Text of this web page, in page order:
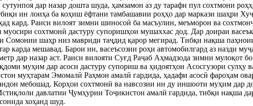
дар назар дошта шуда, ҳамзамон аз ду тарафи пул сохтмони
ин лоиҳа ба коҳиш ёфтани тамбашавии роҳҳо дар маркази шаҳри
кард. Раиси вилоят зимни шиносоӣ ба масъулин, меъморон ва
муосири сохтмонӣ дастуру супоришҳои мушаххас дод. Дар доираи
шаҳр низ мавриди таҷдид қарор мегирад. Тибқи нақша
карда мешавад. Барои ин, васеъсозии роҳи автомобилгард аз назди
дар назар аст. Раиси вилояти Суғд Раҷаб Аҳмадзода зимни мулоқот
муҳим дар асоси дастуру супориш ва ҳидоятҳои Асосгузори сулҳу
муҳтарам Эмомалӣ Раҳмон амалӣ гардида, ҳадафи асосӣ фароҳам
мебошад. Корҳои сохтмонӣ ва навсозии ин ду иншооти муҳим дар
давлатии Ҷумҳурии Тоҷикистон амалӣ гардида, тибқи нақша
хоҳанд шуд.